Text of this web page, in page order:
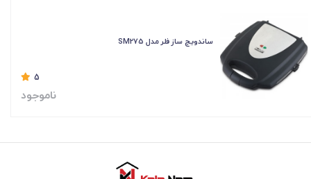
ساندویچ ساز فلر مدل SM275
5
ناموجود